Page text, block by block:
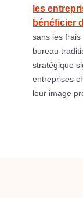
les
bénéficier
sans les
bureau
stratégique
entreprises
leur image